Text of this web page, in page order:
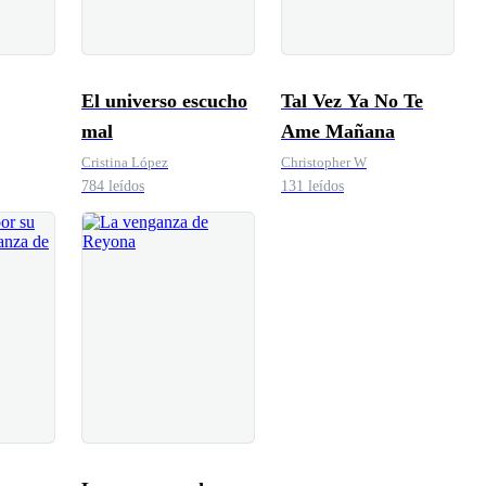
El universo escucho
mal
Cristina López
784 leídos
Tal Vez Ya No Te
Ame Mañana
Christopher W
131 leídos